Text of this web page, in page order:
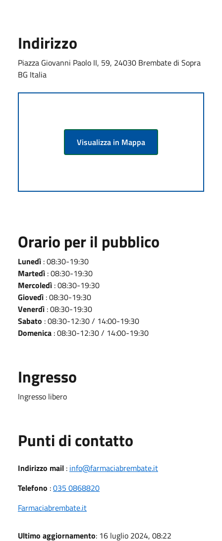
Indirizzo
Piazza Giovanni Paolo II, 59, 24030 Brembate di Sopra
BG Italia
Visualizza in Mappa
Orario per il pubblico
Lunedì : 08:30-19:30
Martedì : 08:30-19:30
Mercoledì : 08:30-19:30
Giovedì : 08:30-19:30
Venerdì : 08:30-19:30
Sabato : 08:30-12:30 / 14:00-19:30
Domenica : 08:30-12:30 / 14:00-19:30
Ingresso
Ingresso libero
Punti di contatto
Indirizzo mail : info@farmaciabrembate.it
Telefono :035 0868820
Farmaciabrembate.it
Ultimo aggiornamento: 16 luglio 2024, 08:22